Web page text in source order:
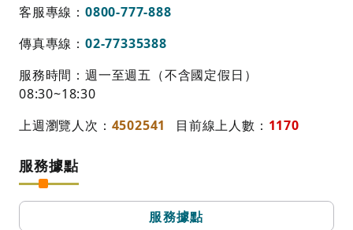
客服專線： 0800-777-888
傳真專線： 02-77335388
服務時間：週一至週五（不含國定假日）
08:30~18:30
上週瀏覽人次： 4502541 目前線上人數： 1170
服務據點
服務據點